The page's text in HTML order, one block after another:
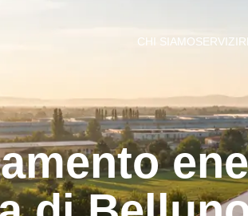
CHI SIAMOSERVIZI